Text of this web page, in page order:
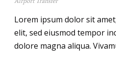
Lorem ipsum dolor sit
elit, sed eiusmod tempor
dolore magna aliqua.